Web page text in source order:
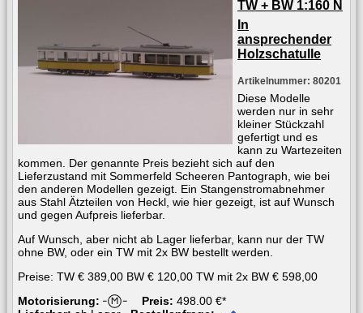
TW + BW 1:160 N
In
ansprechender
Holzschatulle
Artikelnummer: 80201
Diese Modelle
werden nur in sehr
kleiner Stückzahl
gefertigt und es
kann zu Wartezeiten
kommen. Der genannte Preis bezieht sich auf den
Lieferzustand mit Sommerfeld Scheeren Pantograph, wie bei
den anderen Modellen gezeigt. Ein Stangenstromabnehmer
aus Stahl Ätzteilen von Heckl, wie hier gezeigt, ist auf Wunsch
und gegen Aufpreis lieferbar.
Auf Wunsch, aber nicht ab Lager lieferbar, kann nur der TW
ohne BW, oder ein TW mit 2x BW bestellt werden.
Preise: TW € 389,00 BW € 120,00 TW mit 2x BW € 598,00
Motorisierung:
Preis: 498.00 €*